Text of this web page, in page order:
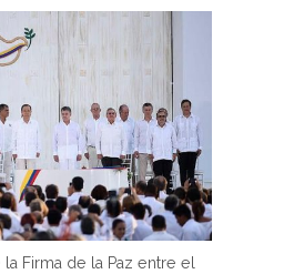
Firma de la Paz entre el